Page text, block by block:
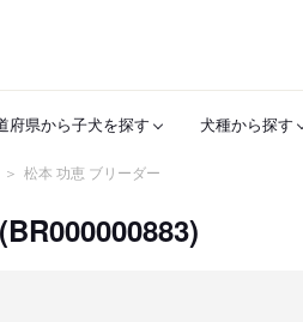
府県から子犬を探す 犬種から探す
松本 功恵 ブリーダー